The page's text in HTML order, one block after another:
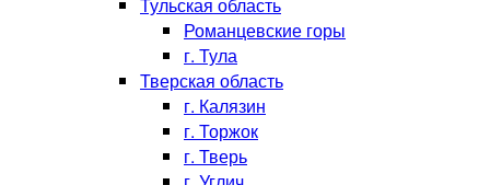
Романцевские горы
г. Тула
Тверская область
г. Калязин
г. Торжок
г. Тверь